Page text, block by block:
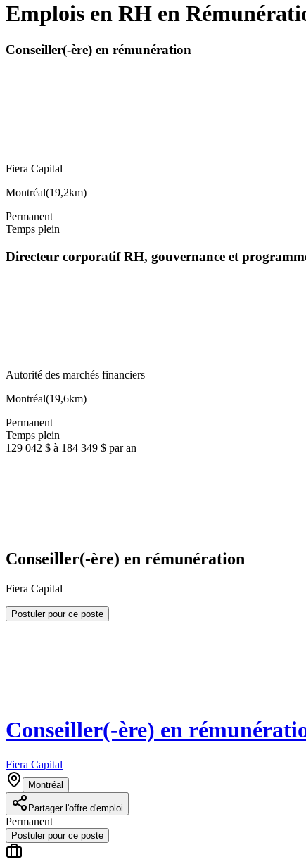
Emplois en RH en
Conseiller(-ère) en rémunération
Fiera Capital
Montréal(19,2km)
Permanent
Temps plein
Directeur corporatif RH, gouvernance et
Autorité des marchés financiers
Montréal(19,6km)
Permanent
Temps plein
129 042 $ à 184 349 $ par an
Conseiller(-ère) en rémunération
Fiera Capital
Postuler pour ce poste
Conseiller(-ère) en
Fiera Capital
Montréal
Partager l'offre d'emploi
Permanent
Postuler pour ce poste